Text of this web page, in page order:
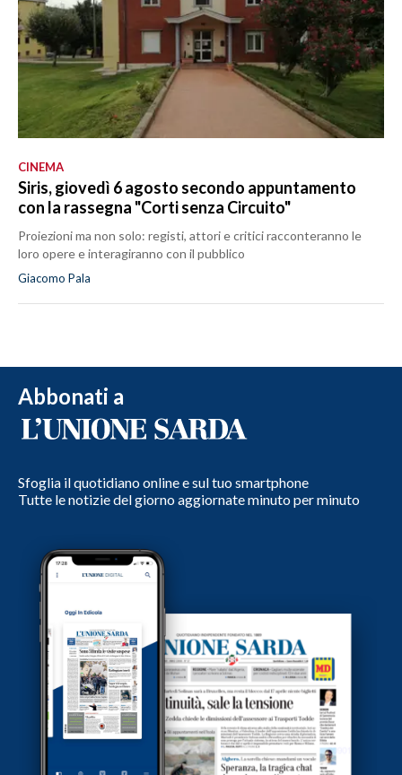
CINEMA
Siris, giovedì 6 agosto secondo appuntamento
con la rassegna "Corti senza Circuito"
Proiezioni ma non solo: registi, attori e critici racconteranno le
loro opere e interagiranno con il pubblico
Giacomo Pala
Abbonati a
Sfoglia il quotidiano online e sul tuo smartphone
Tutte le notizie del giorno aggiornate minuto per minuto